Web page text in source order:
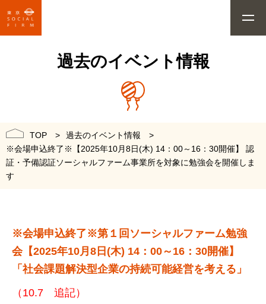
過去のイベント情報
TOP
過去のイベント情報
※会場申込終了※【2025年10月8日(木) 14：00～16：30開催】 認
証・予備認証ソーシャルファーム事業所を対象に勉強会を開催しま
す
※会場申込終了※第１回ソーシャルファーム勉強
会【2025年10月8日(木) 14：00～16：30開催】
「社会課題解決型企業の持続可能経営を考える」
（10.7 追記）